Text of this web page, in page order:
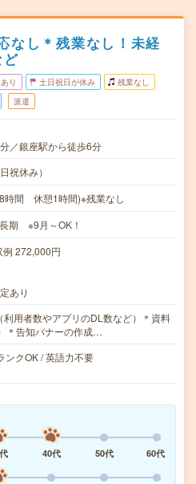
なし＊残業なし！未経
り 土日祝日が休み 残業なし
派遣
／銀座駅から徒歩6分
祝休み）
時間 休憩1時間)※残業なし
期 ※9月～OK！
272,000円
あり
利用者数やアプリのDL数など）＊資料
＊告知バナーの作成…
ンクOK / 英語力不要
40代 50代
60代